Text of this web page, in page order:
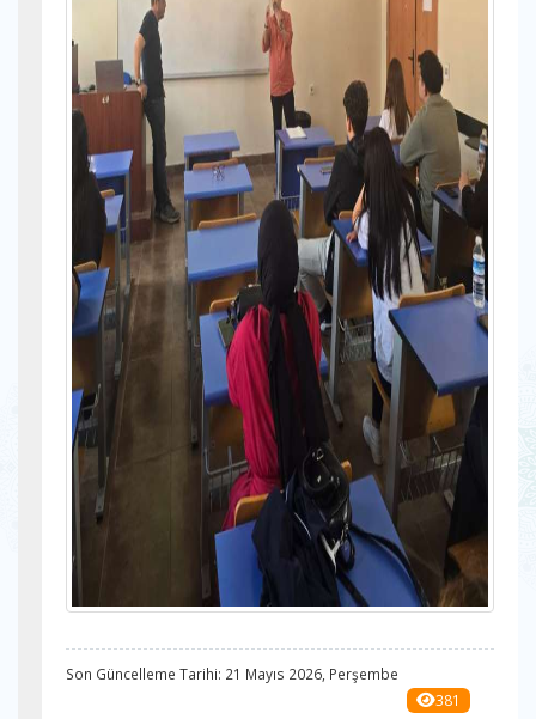
Son Güncelleme Tarihi: 21 Mayıs 2026, Perşembe
381